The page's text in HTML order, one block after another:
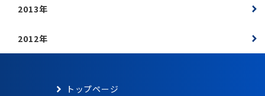
2013年
2012年
トップページ